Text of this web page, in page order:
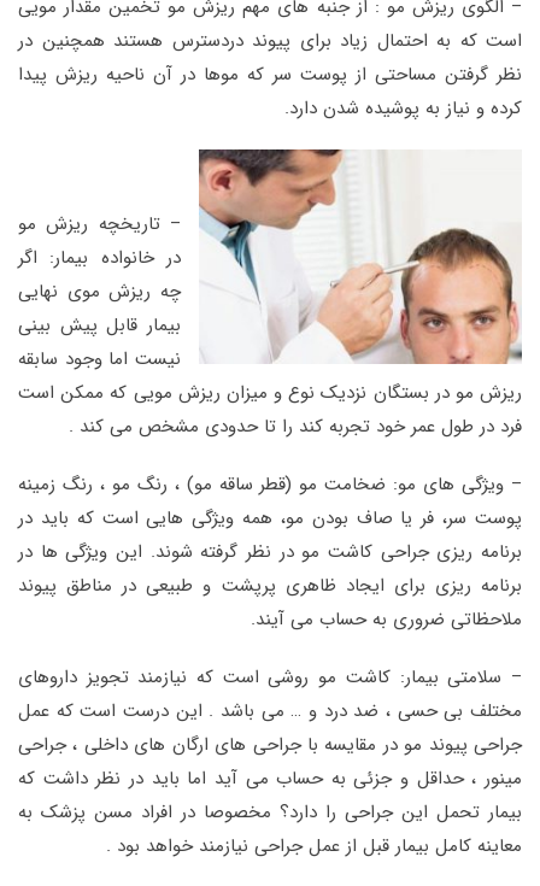
– الگوی ریزش مو : از جنبه های مهم ریزش مو تخمین مقدار مویی
است که به احتمال زیاد برای پیوند دردسترس هستند همچنین در
نظر گرفتن مساحتی از پوست سر که موها در آن ناحیه ریزش پیدا
کرده و نیاز به پوشیده شدن دارد.
– تاریخچه ریزش مو
در خانواده بیمار: اگر
چه ریزش موی نهایی
بیمار قابل پیش بینی
نیست اما وجود سابقه
ریزش مو در بستگان نزدیک نوع و میزان ریزش مویی که ممکن است
فرد در طول عمر خود تجربه کند را تا حدودی مشخص می کند .
– ویژگی های مو: ضخامت مو (قطر ساقه مو) ، رنگ مو ، رنگ زمینه
پوست سر، فر یا صاف بودن مو، همه ویژگی هایی است که باید در
برنامه ریزی جراحی کاشت مو در نظر گرفته شوند. این ویژگی ها در
برنامه ریزی برای ایجاد ظاهری پرپشت و طبیعی در مناطق پیوند
ملاحظاتی ضروری به حساب می آیند.
– سلامتی بیمار: کاشت مو روشی است که نیازمند تجویز داروهای
مختلف بی حسی ، ضد درد و … می باشد . این درست است که عمل
جراحی پیوند مو در مقایسه با جراحی های ارگان های داخلی ، جراحی
مینور ، حداقل و جزئی به حساب می آید اما باید در نظر داشت که
بیمار تحمل این جراحی را دارد؟ مخصوصا در افراد مسن پزشک به
معاینه کامل بیمار قبل از عمل جراحی نیازمند خواهد بود .